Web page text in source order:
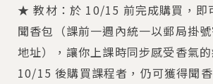
★ 教材：於 10/15 前完成購買，即
聞香包（課前一週內統一以郵局掛
地址），讓你上課時同步感受香氣
10/15 後購買課程者，仍可獲得聞